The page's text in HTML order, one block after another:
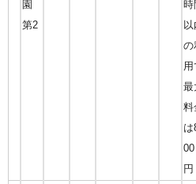
園
第2
時
以
の
用
最
料
は
00
円